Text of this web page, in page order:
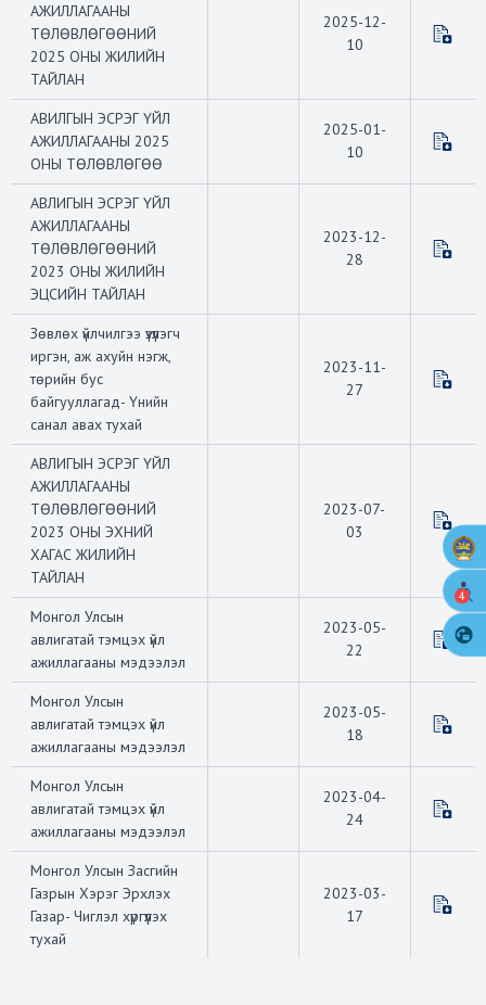
АЖИЛЛАГААНЫ
ТӨЛӨВЛӨГӨӨНИЙ
2025 ОНЫ ЖИЛИЙН
ТАЙЛАН
2025-12-
10
АВИЛГЫН ЭСРЭГ ҮЙЛ
АЖИЛЛАГААНЫ 2025
ОНЫ ТӨЛӨВЛӨГӨӨ
2025-01-
10
АВЛИГЫН ЭСРЭГ ҮЙЛ
АЖИЛЛАГААНЫ
ТӨЛӨВЛӨГӨӨНИЙ
2023 ОНЫ ЖИЛИЙН
ЭЦСИЙН ТАЙЛАН
2023-12-
28
Зөвлөх үйлчилгээ үзүүлэгч
иргэн, аж ахуйн нэгж,
төрийн бус
байгууллагад- Үнийн
санал авах тухай
2023-11-
27
АВЛИГЫН ЭСРЭГ ҮЙЛ
АЖИЛЛАГААНЫ
ТӨЛӨВЛӨГӨӨНИЙ
2023 ОНЫ ЭХНИЙ
ХАГАС ЖИЛИЙН
ТАЙЛАН
2023-07-
03
Монгол Улсын
авлигатай тэмцэх үйл
ажиллагааны мэдээлэл
2023-05-
22
Монгол Улсын
авлигатай тэмцэх үйл
ажиллагааны мэдээлэл
2023-05-
18
Монгол Улсын
авлигатай тэмцэх үйл
ажиллагааны мэдээлэл
2023-04-
24
Монгол Улсын Засгийн
Газрын Хэрэг Эрхлэх
Газар- Чиглэл хүргүүлэх
тухай
2023-03-
17
4